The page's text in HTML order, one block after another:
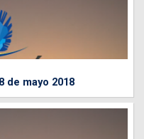
de mayo 2018